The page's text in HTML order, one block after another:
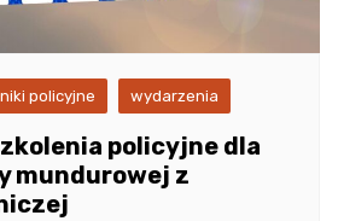
policyjne wydarzenia
policyjne dla
mundurowej z